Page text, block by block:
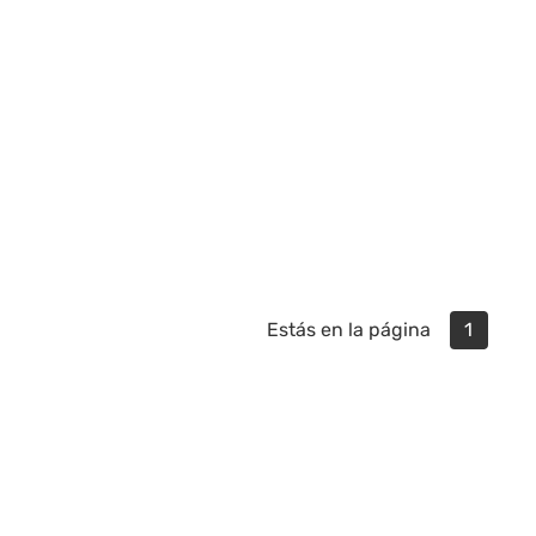
Estás en la página 1